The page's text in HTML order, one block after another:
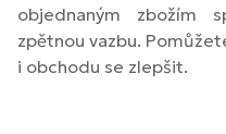
objednaným zbožím
zpětnou vazbu.
i obchodu se zlepšit.